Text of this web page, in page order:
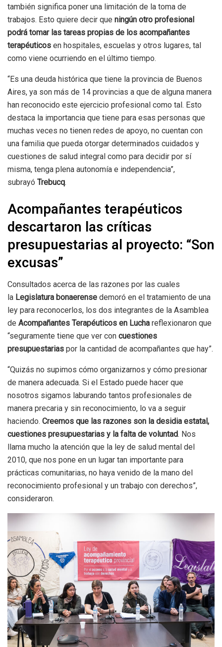
también significa poner una limitación de la toma de
trabajos. Esto quiere decir que ningún otro profesional
podrá tomar las tareas propias de los acompañantes
terapéuticos en hospitales, escuelas y otros lugares, tal
como viene ocurriendo en el último tiempo.
“Es una deuda histórica que tiene la provincia de Buenos
Aires, ya son más de 14 provincias a que de alguna manera
han reconocido este ejercicio profesional como tal. Esto
destaca la importancia que tiene para esas personas que
muchas veces no tienen redes de apoyo, no cuentan con
una familia que pueda otorgar determinados cuidados y
cuestiones de salud integral como para decidir por sí
misma, tenga plena autonomía e independencia”,
subrayó Trebucq.
Acompañantes terapéuticos
descartaron las críticas
presupuestarias al proyecto: “Son
excusas”
Consultados acerca de las razones por las cuales
la Legislatura bonaerense demoró en el tratamiento de una
ley para reconocerlos, los dos integrantes de la Asamblea
de Acompañantes Terapéuticos en Lucha reflexionaron que
“seguramente tiene que ver con cuestiones
presupuestarias por la cantidad de acompañantes que hay”.
“Quizás no supimos cómo organizarnos y cómo presionar
de manera adecuada. Si el Estado puede hacer que
nosotros sigamos laburando tantos profesionales de
manera precaria y sin reconocimiento, lo va a seguir
haciendo. Creemos que las razones son la desidia estatal,
cuestiones presupuestarias y la falta de voluntad. Nos
llama mucho la atención que la ley de salud mental del
2010, que nos pone en un lugar tan importante para
prácticas comunitarias, no haya venido de la mano del
reconocimiento profesional y un trabajo con derechos”,
consideraron.